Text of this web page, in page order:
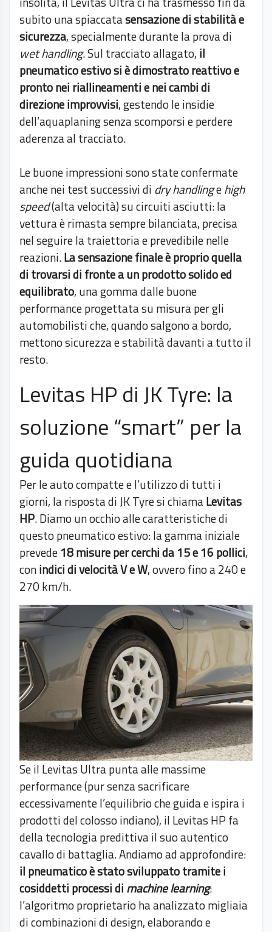
subito una spiaccatasensazione di stabilità e
sicurezza, specialmente durante la prova di
wet handling. Sul tracciato allagato, il
pneumatico estivo si è dimostrato reattivo e
pronto nei riallineamenti e nei cambi di
direzione improvvisi, gestendo le insidie
dell’aquaplaning senza scomporsi e perdere
aderenza al tracciato.
Le buone impressioni sono state confermate
anche nei test successivi di dry handlingehigh
speed(alta velocità) su circuiti asciutti: la
vettura è rimasta sempre bilanciata, precisa
nel seguire la traiettoria e prevedibile nelle
reazioni.La sensazione finale è proprio quella
di trovarsi di fronte a un prodotto solido ed
equilibrato, una gomma dalle buone
performance progettata su misura per gli
automobilisti che, quando salgono a bordo,
mettono sicurezza e stabilità davanti a tutto il
resto.
Levitas HP di JK Tyre: la
soluzione “smart” per la
guida quotidiana
Per le auto compatte e l’utilizzo di tutti i
giorni, la risposta di JK Tyre si chiamaLevitas
HP. Diamo un occhio alle caratteristiche di
questo pneumatico estivo: la gamma iniziale
prevede18 misure per cerchi da 15 e 16 pollici,
conindici di velocità V e W, ovvero fino a 240 e
270 km/h.
Se il Levitas Ultra punta alle massime
performance (pur senza sacrificare
eccessivamente l’equilibrio che guida e ispira i
prodotti del colosso indiano), il Levitas HP fa
della tecnologia predittiva il suo autentico
cavallo di battaglia. Andiamo ad approfondire:
il pneumatico è stato sviluppato tramite i
cosiddetti processi di machine learning:
l’algoritmo proprietario ha analizzato migliaia
di combinazioni di design, elaborando e